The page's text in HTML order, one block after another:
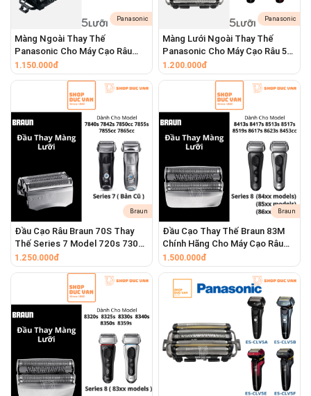
Panasonic
Màng Ngoài Thay Thế
Panasonic Cho Máy Cạo Râu
Lamdash 5 Lưỡi ES-LVFX ES-
LVHX ES-NLV5X ES-NLV7X
1.150.000đ
Panasonic
Màng Lưới Ngoài Thay Thế
Panasonic Cho Máy Cạo Râu 5
Lưỡi ES-LV5A ES-LV5B ES-LV5C
ES-LV5D ES-LV5E
1.200.000đ
Braun
Đầu Cạo Râu Braun 70S Thay
Thế Series 7 Model 720s 730s
740s 750cc 760cc 765cc
790cc 795cc
1.250.000đ
Braun
Đầu Cạo Thay Thế Braun 83M
Chính Hãng Cho Máy Cạo Râu
Series 8 8413s 8417s 8513s
8517s 8519s
1.500.000đ